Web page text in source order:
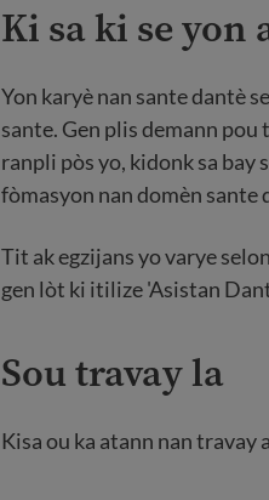
Ki sa ki se yon
Yon karyè nan sante dantè
sante. Gen plis demann
ranpli pòs yo, kidonk sa bay
fòmasyon nan domèn sante
Tit ak egzijans yo varye
gen lòt ki itilize 'Asistan
Sou travay la
Kisa ou ka atann nan